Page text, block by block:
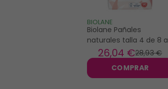
BIOLANE
Biolane Pañales
naturales talla 4 de 8 a
15kg x42
28,93 €
26,04 €
COMPRAR